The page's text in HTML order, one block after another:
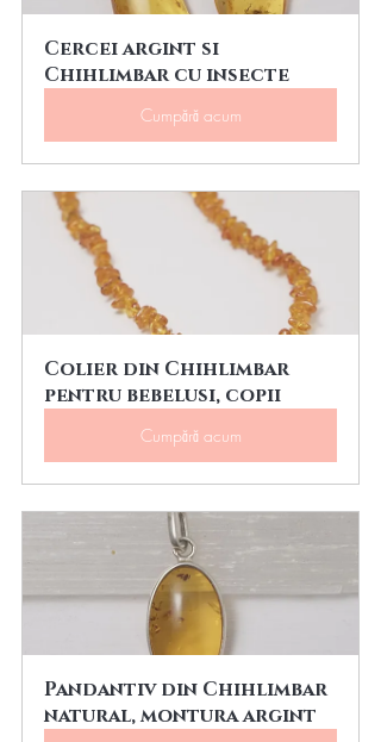
Cercei argint si
Chihlimbar cu insecte
Cumpără acum
Colier din Chihlimbar
pentru bebelusi, copii
Cumpără acum
Pandantiv din Chihlimbar
natural, montura argint